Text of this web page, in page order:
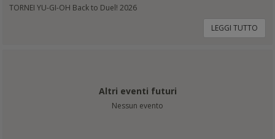
TORNEI YU-GI-OH Back to Duel! 2026
LEGGI TUTTO
Altri eventi futuri
Nessun evento